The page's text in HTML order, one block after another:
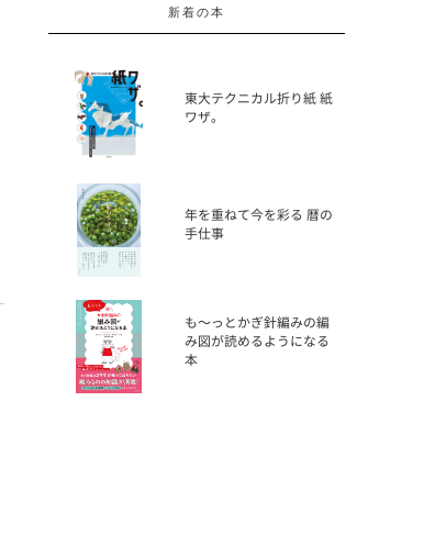
新着の本
東大テクニカル折り紙 紙
ワザ。
年を重ねて今を彩る 暦の
手仕事
も〜っとかぎ針編みの編
み図が読めるようになる
本